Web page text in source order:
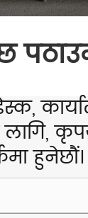
हुनेछौं।